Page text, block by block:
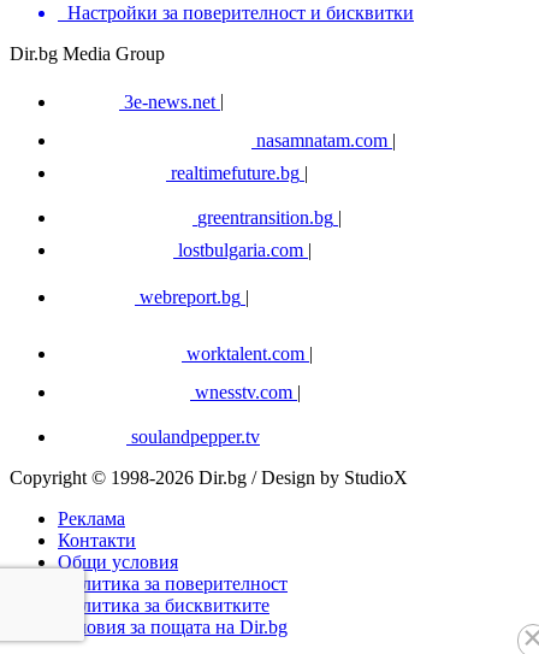
Настройки за поверителност и бисквитки
Dir.bg Media Group
3e-news.net
nasamnatam.com |
realtimefuture.bg |
greentransition.bg |
lostbulgaria.com |
webreport.bg
worktalent.com |
wnesstv.com |
soulandpepper.tv
Copyright © 1998-2026 Dir.bg / Design by StudioX
Реклама
Контакти
Общи условия
Политика за поверителност
Политика за бисквитките
Условия за пощата на Dir.bg